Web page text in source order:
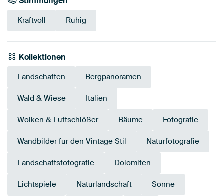
Kraftvoll Ruhig
Kollektionen
Landschaften Bergpanoramen
Wald & Wiese Italien
Wolken & Luftschlößer Bäume Fotografie
Wandbilder für den Vintage Stil Naturfotografie
Landschaftsfotografie Dolomiten
Lichtspiele Naturlandschaft Sonne